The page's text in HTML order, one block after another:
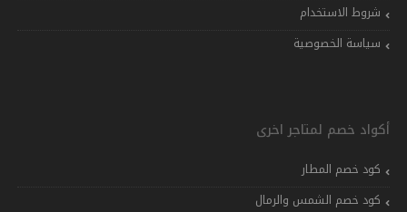
شروط الاستخدام
سياسة الخصوصية
أكواد خصم لمتاجر اخرى
كود خصم المطار
كود خصم الشمس والرمال